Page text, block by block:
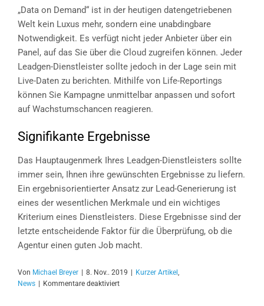
„Data on Demand“ ist in der heutigen datengetriebenen
Welt kein Luxus mehr, sondern eine unabdingbare
Notwendigkeit. Es verfügt nicht jeder Anbieter über ein
Panel, auf das Sie über die Cloud zugreifen können. Jeder
Leadgen-Dienstleister sollte jedoch in der Lage sein mit
Live-Daten zu berichten. Mithilfe von Life-Reportings
können Sie Kampagne unmittelbar anpassen und sofort
auf Wachstumschancen reagieren.
Signifikante Ergebnisse
Das Hauptaugenmerk Ihres Leadgen-Dienstleisters sollte
immer sein, Ihnen ihre gewünschten Ergebnisse zu liefern.
Ein ergebnisorientierter Ansatz zur Lead-Generierung ist
eines der wesentlichen Merkmale und ein wichtiges
Kriterium eines Dienstleisters. Diese Ergebnisse sind der
letzte entscheidende Faktor für die Überprüfung, ob die
Agentur einen guten Job macht.
Von Michael Breyer 8. Nov.. 2019 Kurzer Artikel ,
News
Kommentare deaktiviertfür